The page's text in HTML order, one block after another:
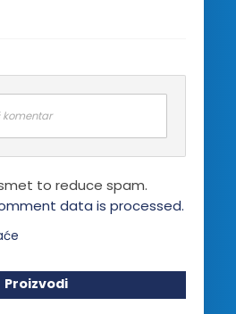
komentar
to reduce spam.
data is processed.
Proizvodi